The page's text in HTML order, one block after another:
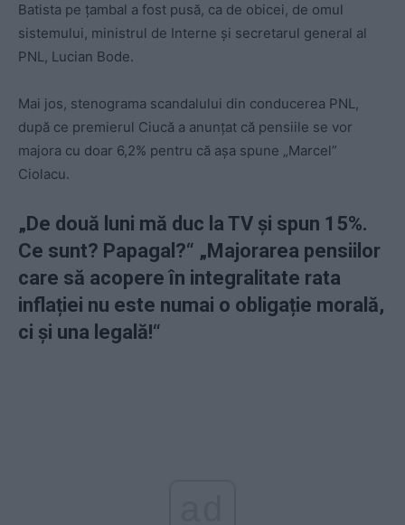
Batista pe țambal a fost pusă, ca de obicei, de omul
sistemului, ministrul de Interne și secretarul general al
PNL, Lucian Bode.
Mai jos, stenograma scandalului din conducerea PNL,
după ce premierul Ciucă a anunțat că pensiile se vor
majora cu doar 6,2% pentru că așa spune „Marcel”
Ciolacu.
„De două luni mă duc la TV și spun 15%.
Ce sunt? Papagal?“ „Majorarea pensiilor
care să acopere în integralitate rata
inflației nu este numai o obligație morală,
ci și una legală!“